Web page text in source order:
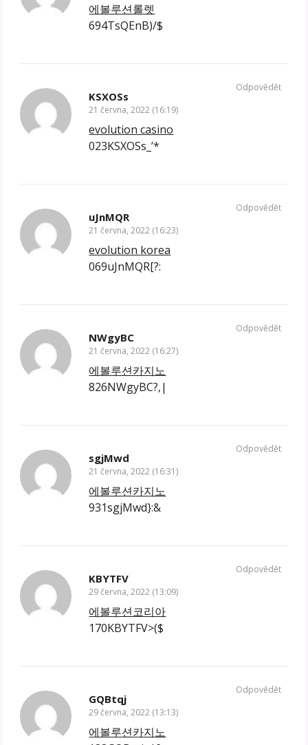
에볼루션롤렛
694TsQEnB)/$
KSXOSs
21 června, 2022 (16:19)
evolution casino
023KSXOSs_’*
Odpovědět
uJnMQR
21 června, 2022 (16:23)
evolution korea
069uJnMQR[?:
Odpovědět
NWgyBC
21 června, 2022 (16:27)
에볼루션카지노
826NWgyBC?,|
Odpovědět
sgjMwd
21 června, 2022 (16:31)
에볼루션카지노
931sgjMwd}:&
Odpovědět
KBYTFV
29 června, 2022 (13:09)
에볼루션코리아
170KBYTFV>($
Odpovědět
GQBtqj
29 června, 2022 (13:13)
에볼루션카지노
Odpovědět